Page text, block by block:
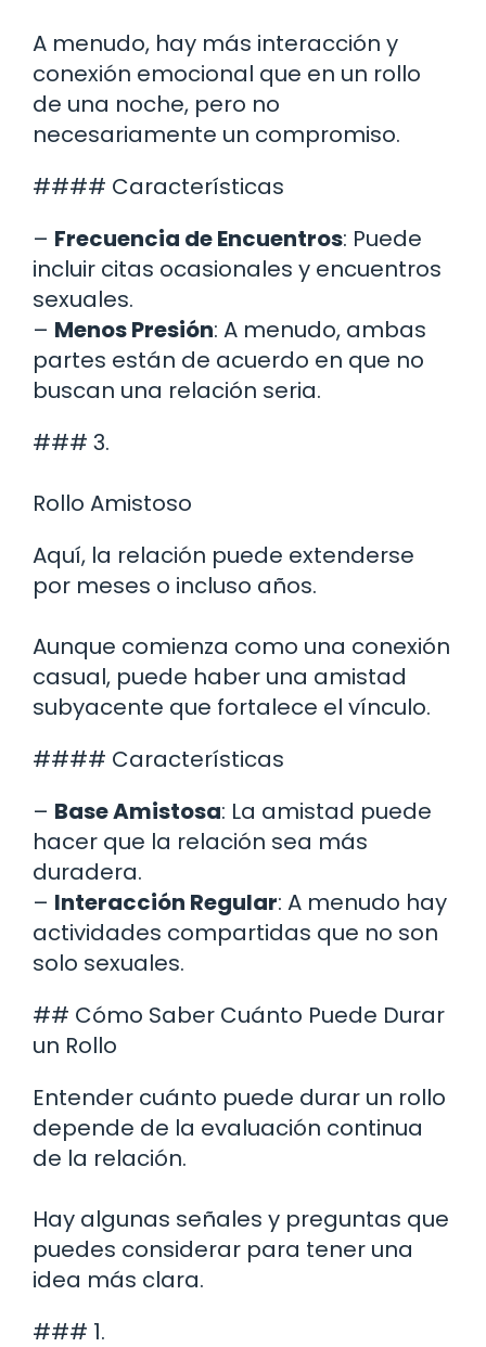
A menudo, hay más interacción y
conexión emocional que en un rollo
de una noche, pero no
necesariamente un compromiso.
#### Características
– Frecuencia de Encuentros: Puede
incluir citas ocasionales y encuentros
sexuales.
– Menos Presión: A menudo, ambas
partes están de acuerdo en que no
buscan una relación seria.
### 3.
Rollo Amistoso
Aquí, la relación puede extenderse
por meses o incluso años.
Aunque comienza como una conexión
casual, puede haber una amistad
subyacente que fortalece el vínculo.
#### Características
– Base Amistosa: La amistad puede
hacer que la relación sea más
duradera.
– Interacción Regular: A menudo hay
actividades compartidas que no son
solo sexuales.
## Cómo Saber Cuánto Puede Durar
un Rollo
Entender cuánto puede durar un rollo
depende de la evaluación continua
de la relación.
Hay algunas señales y preguntas que
puedes considerar para tener una
idea más clara.
### 1.